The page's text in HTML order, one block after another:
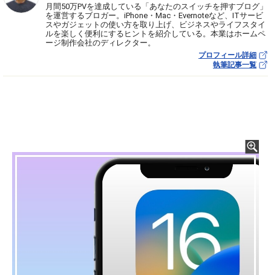
月間50万PVを達成している「あなたのスイッチを押すブログ」
を運営するブロガー。iPhone・Mac・Evernoteなど、ITサービ
スやガジェットの使い方を取り上げ、ビジネスやライフスタイ
ルを楽しく便利にするヒントを紹介している。本業はホームペ
ージ制作会社のディレクター。
プロフィール詳細
執筆記事一覧